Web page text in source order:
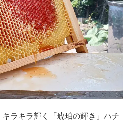
ラキラ輝く「琥珀の輝き」ハチ